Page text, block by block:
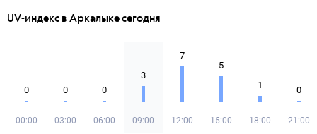
UV-индекс в Аркалыке сегодня
0
00:00
0
03:00
0
06:00
3
09:00
7
12:00
5
15:00
1
18:00
0
21:00